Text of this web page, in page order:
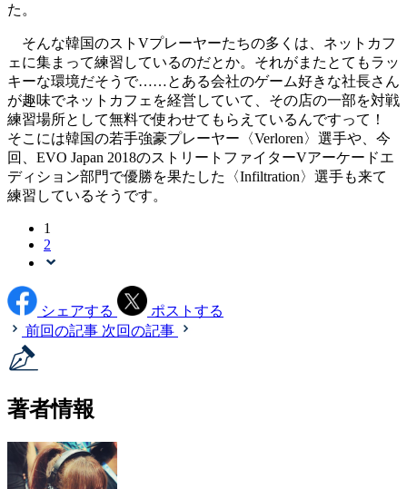
た。
そんな韓国のストVプレーヤーたちの多くは、ネットカフ
ェに集まって練習しているのだとか。それがまたとてもラッ
キーな環境だそうで……とある会社のゲーム好きな社長さん
が趣味でネットカフェを経営していて、その店の一部を対戦
練習場所として無料で使わせてもらえているんですって！
そこには韓国の若手強豪プレーヤー〈Verloren〉選手や、今
回、EVO Japan 2018のストリートファイターVアーケードエ
ディション部門で優勝を果たした〈Infiltration〉選手も来て
練習しているそうです。
1
2
シェアする
ポストする
前回の記事 次回の記事
著者情報